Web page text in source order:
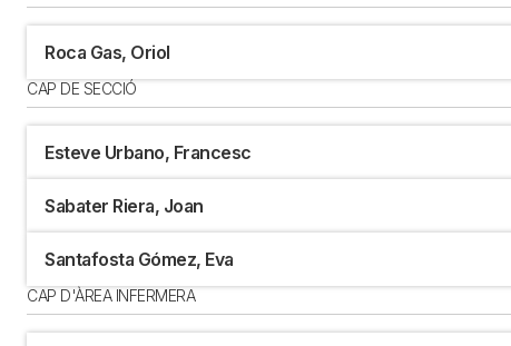
Roca Gas, Oriol
CAP DE SECCIÓ
Esteve Urbano, Francesc
Sabater Riera, Joan
Santafosta Gómez, Eva
CAP D'ÀREA INFERMERA